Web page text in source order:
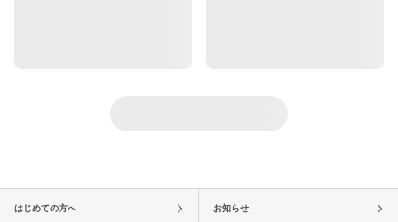
はじめての方へ お知らせ